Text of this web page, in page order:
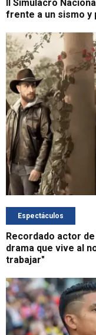
II Simulacro
frente a un sismo y
Espectáculos
Recordado actor
drama que vive al
trabajar"